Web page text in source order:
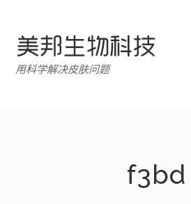
用科学解决皮肤问题
f3bd